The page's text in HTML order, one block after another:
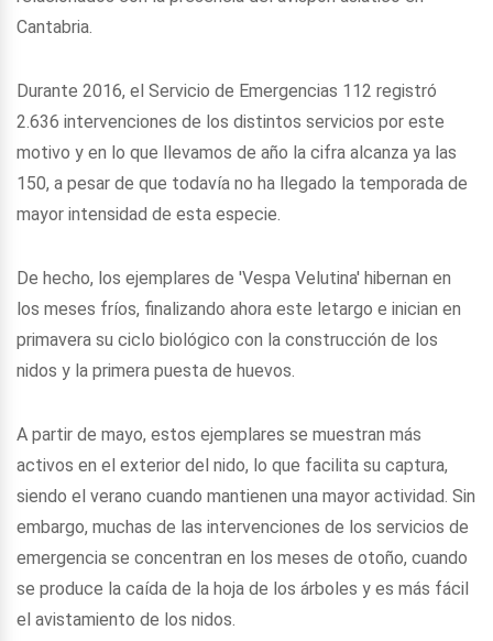
Cantabria.
Durante 2016, el Servicio de Emergencias 112 registró
2.636 intervenciones de los distintos servicios por este
motivo y en lo que llevamos de año la cifra alcanza ya las
150, a pesar de que todavía no ha llegado la temporada de
mayor intensidad de esta especie.
De hecho, los ejemplares de 'Vespa Velutina' hibernan en
los meses fríos, finalizando ahora este letargo e inician en
primavera su ciclo biológico con la construcción de los
nidos y la primera puesta de huevos.
A partir de mayo, estos ejemplares se muestran más
activos en el exterior del nido, lo que facilita su captura,
siendo el verano cuando mantienen una mayor actividad. Sin
embargo, muchas de las intervenciones de los servicios de
emergencia se concentran en los meses de otoño, cuando
se produce la caída de la hoja de los árboles y es más fácil
el avistamiento de los nidos.